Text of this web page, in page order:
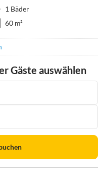
1 Bäder
60 m²
Gäste auswählen